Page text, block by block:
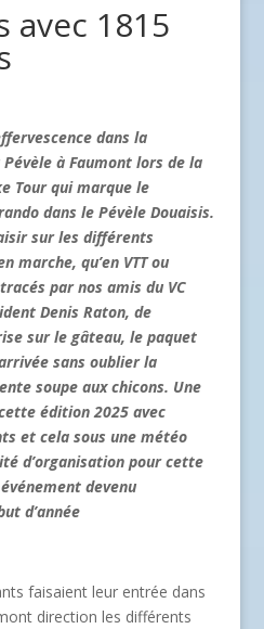
avec 1815
dans la
à Faumont lors de la
Tour qui marque le
dans le Pévèle Douaisis.
sur les différents
marche, qu’en VTT ou
par nos amis du VC
Denis Raton, de
sur le gâteau, le paquet
sans oublier la
soupe aux chicons. Une
édition 2025 avec
et cela sous une météo
d’organisation pour cette
devenu
d’année
faisaient leur entrée dans
direction les différents